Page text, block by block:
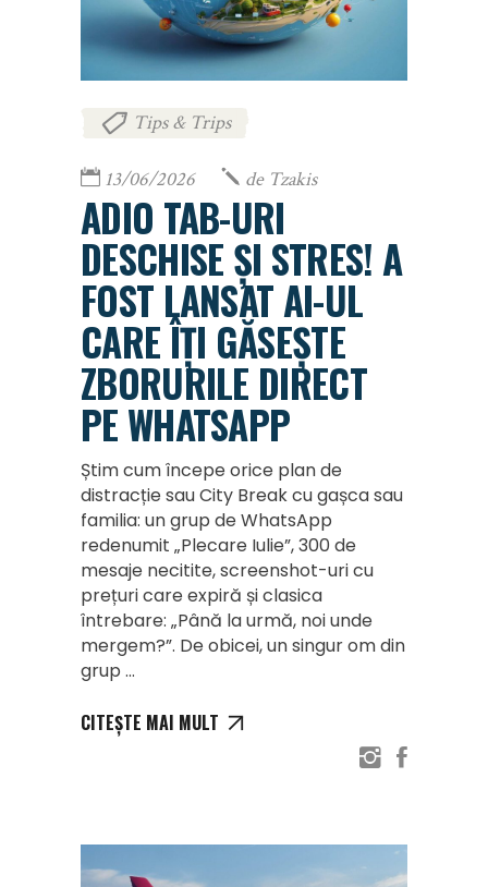
Tips & Trips
13/06/2026 de Tzakis
ADIO TAB-URI
DESCHISE ȘI STRES! A
FOST LANSAT AI-UL
CARE ÎȚI GĂSEȘTE
ZBORURILE DIRECT
PE WHATSAPP
Știm cum începe orice plan de
distracție sau City Break cu gașca sau
familia: un grup de WhatsApp
redenumit „Plecare Iulie”, 300 de
mesaje necitite, screenshot-uri cu
prețuri care expiră și clasica
întrebare: „Până la urmă, noi unde
mergem?”. De obicei, un singur om din
grup
CITEȘTE MAI MULT